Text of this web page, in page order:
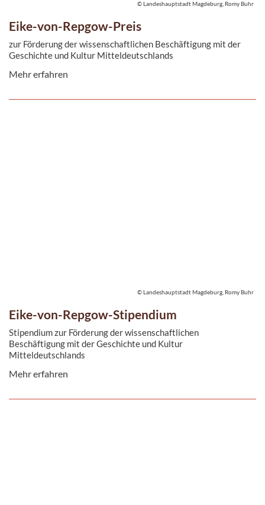
Eike-von-Repgow-Preis
zur Förderung der wissenschaftlichen Beschäftigung mit der
Geschichte und Kultur Mitteldeutschlands
Mehr erfahren
© Landeshauptstadt Magdeburg, Romy Buhr
Eike-von-Repgow-Stipendium
Stipendium zur Förderung der wissenschaftlichen
Beschäftigung mit der Geschichte und Kultur
Mitteldeutschlands
Mehr erfahren
© Landeshauptstadt Magdeburg, Romy Buhr